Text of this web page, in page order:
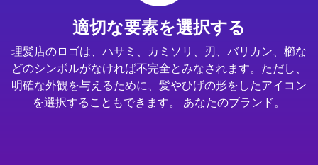
適切な要素を選択する
理髪店のロゴは、ハサミ、カミソリ、刃、バリカン、櫛な
どのシンボルがなければ不完全とみなされます。ただし、
明確な外観を与えるために、髪やひげの形をしたアイコン
を選択することもできます。 あなたのブランド。